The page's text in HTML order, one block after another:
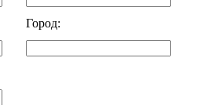
Город: